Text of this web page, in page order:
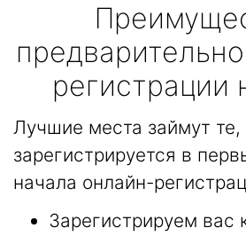
регистрации
Лучшие места займут те,
зарегистрируется в
начала онлайн-
Зарегистрируем вас